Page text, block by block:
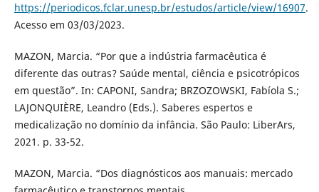
https://periodicos.fclar.unesp.br/estudos/article/view/16907.
Acesso em 03/03/2023.
MAZON, Marcia. “Por que a indústria farmacêutica é
diferente das outras? Saúde mental, ciência e psicotrópicos
em questão”. In: CAPONI, Sandra; BRZOZOWSKI, Fabíola S.;
LAJONQUIÈRE, Leandro (Eds.). Saberes espertos e
medicalização no domínio da infância. São Paulo: LiberArs,
2021. p. 33-52.
MAZON, Marcia. “Dos diagnósticos aos manuais: mercado